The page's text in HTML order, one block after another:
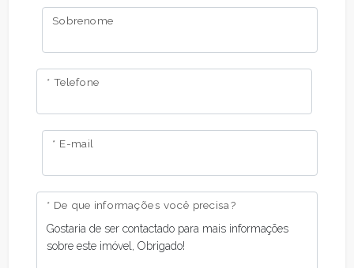
Sobrenome
* Telefone
* E-mail
* De que informações você precisa?